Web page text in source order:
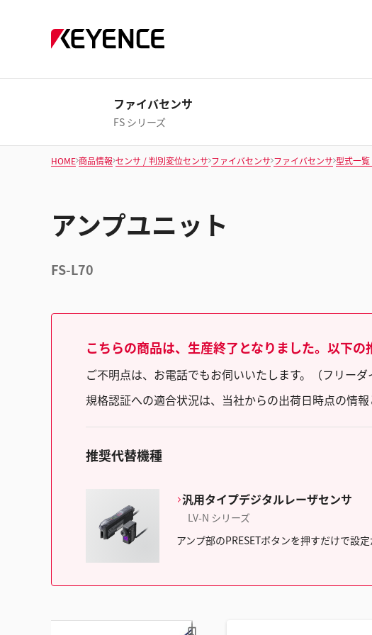
ファイバセンサ
FS シリーズ
HOME 商品情報 センサ / 判別変位センサ ファイバセンサ ファイバセンサ 型式一
アンプユニット
FS-L70
こちらの商品は、生産終了となりました。以下の
ご不明点は、お電話でもお伺いいたします。（フリー
規格認証への適合状況は、当社からの出荷日時点の情報
推奨代替機種
汎用タイプデジタルレーザセンサ
LV-N シリーズ
アンプ部のPRESETボタンを押すだけで設